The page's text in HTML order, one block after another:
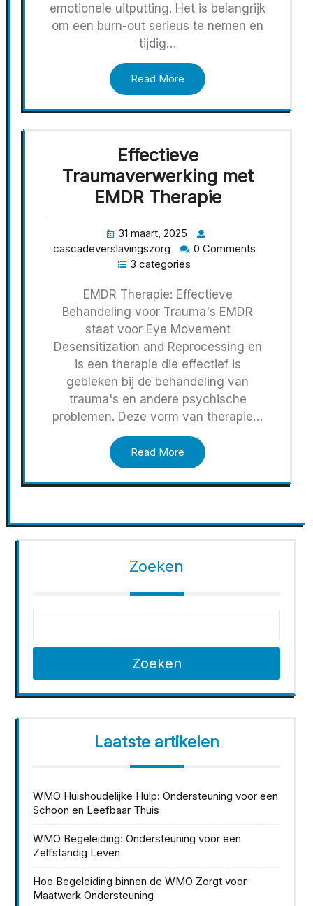
emotionele uitputting. Het is belangrijk
om een burn-out serieus te nemen en
tijdig…
Read More
Effectieve
Traumaverwerking met
EMDR Therapie
31 maart, 2025
cascadeverslavingszorg
0 Comments
3 categories
EMDR Therapie: Effectieve
Behandeling voor Trauma's EMDR
staat voor Eye Movement
Desensitization and Reprocessing en
is een therapie die effectief is
gebleken bij de behandeling van
trauma's en andere psychische
problemen. Deze vorm van therapie…
Read More
Zoeken
Zoeken
Laatste artikelen
WMO Huishoudelijke Hulp: Ondersteuning voor een
Schoon en Leefbaar Thuis
WMO Begeleiding: Ondersteuning voor een
Zelfstandig Leven
Hoe Begeleiding binnen de WMO Zorgt voor
Maatwerk Ondersteuning